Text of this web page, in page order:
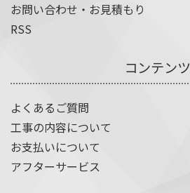
お問い合わせ・お見積もり
RSS
コンテンツ
よくあるご質問
工事の内容について
お支払いについて
アフターサービス